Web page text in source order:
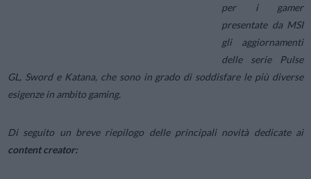
per i gamer
presentate da MSI
gli aggiornamenti
delle serie Pulse
GL, Sword e Katana, che sono in grado di soddisfare le più diverse
esigenze in ambito gaming.
Di seguito un breve riepilogo delle principali novità dedicate ai
content creator: